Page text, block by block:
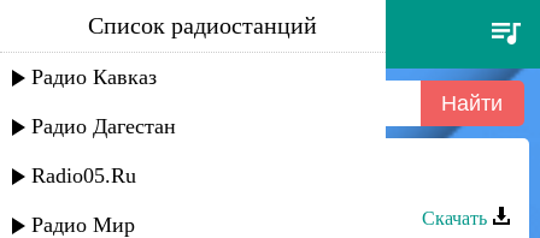
мурад абдуллаев - дороги
Список радиостанций
Радио Кавказ
Радио Дагестан
Radio05.Ru
Радио Мир
Мурад Абдуллаев - Дороги
Скачать